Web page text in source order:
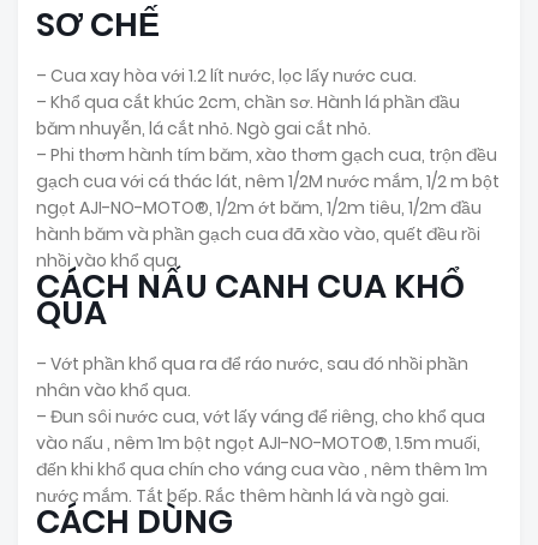
SƠ CHẾ
– Cua xay hòa với 1.2 lít nước, lọc lấy nước cua.
– Khổ qua cắt khúc 2cm, chần sơ. Hành lá phần đầu
băm nhuyễn, lá cắt nhỏ. Ngò gai cắt nhỏ.
– Phi thơm hành tím băm, xào thơm gạch cua, trộn đều
gạch cua với cá thác lát, nêm 1/2M nước mắm, 1/2 m bột
ngọt AJI-NO-MOTO®, 1/2m ớt băm, 1/2m tiêu, 1/2m đầu
hành băm và phần gạch cua đã xào vào, quết đều rồi
nhồi vào khổ qua.
CÁCH NẤU CANH CUA KHỔ
QUA
– Vớt phần khổ qua ra để ráo nước, sau đó nhồi phần
nhân vào khổ qua.
– Đun sôi nước cua, vớt lấy váng để riêng, cho khổ qua
vào nấu , nêm 1m bột ngọt AJI-NO-MOTO®, 1.5m muối,
đến khi khổ qua chín cho váng cua vào , nêm thêm 1m
nước mắm. Tắt bếp. Rắc thêm hành lá và ngò gai.
CÁCH DÙNG